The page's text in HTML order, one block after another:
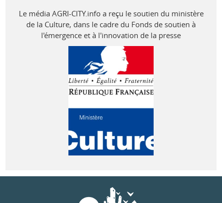
Le média AGRI-CITY.info a reçu le soutien du ministère
de la Culture, dans le cadre du Fonds de soutien à
l'émergence et à l'innovation de la presse